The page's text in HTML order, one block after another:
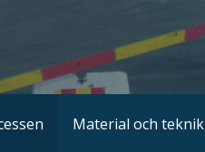
Material och teknik